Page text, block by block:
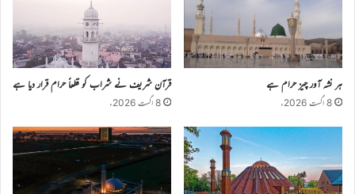
ہر نشہ آور چیز حرام ہے
8 اگست 2026ء
قرآن شریف نے شراب کو قطعاً حرام قرار دیا ہے
8 اگست 2026ء